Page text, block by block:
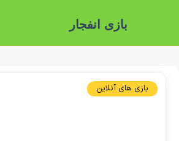
بازی انفجار
بازی های آنلاین